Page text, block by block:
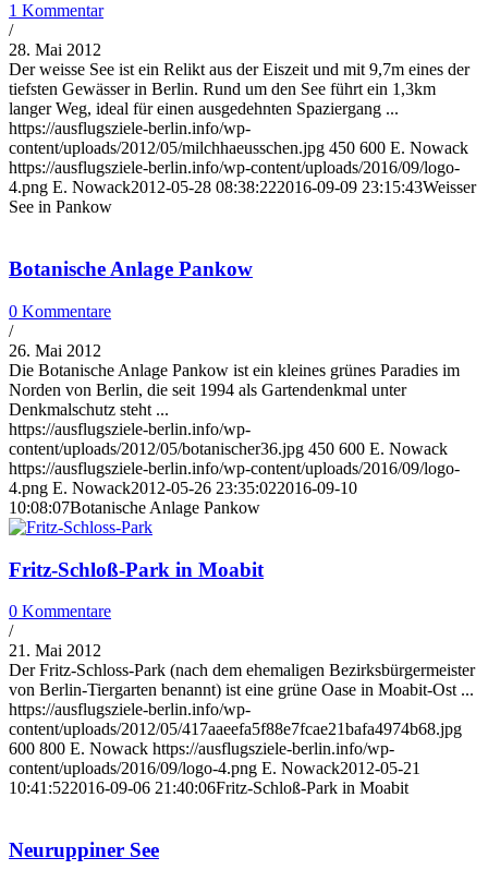
1 Kommentar
/
28. Mai 2012
Der weisse See ist ein Relikt aus der Eiszeit und mit 9,7m eines der
tiefsten Gewässer in Berlin. Rund um den See führt ein 1,3km
langer Weg, ideal für einen ausgedehnten Spaziergang ...
https://ausflugsziele-berlin.info/wp-
content/uploads/2012/05/milchhaeusschen.jpg 450 600 E. Nowack
https://ausflugsziele-berlin.info/wp-content/uploads/2016/09/logo-
4.png E. Nowack2012-05-28 08:38:222016-09-09 23:15:43Weisser
See in Pankow
Botanische Anlage Pankow
0 Kommentare
/
26. Mai 2012
Die Botanische Anlage Pankow ist ein kleines grünes Paradies im
Norden von Berlin, die seit 1994 als Gartendenkmal unter
Denkmalschutz steht ...
https://ausflugsziele-berlin.info/wp-
content/uploads/2012/05/botanischer36.jpg 450 600 E. Nowack
https://ausflugsziele-berlin.info/wp-content/uploads/2016/09/logo-
4.png E. Nowack2012-05-26 23:35:022016-09-10
10:08:07Botanische Anlage Pankow
Fritz-Schloß-Park in Moabit
0 Kommentare
/
21. Mai 2012
Der Fritz-Schloss-Park (nach dem ehemaligen Bezirks­bürger­meister
von Berlin-Tiergarten benannt) ist eine grüne Oase in Moabit-Ost ...
https://ausflugsziele-berlin.info/wp-
content/uploads/2012/05/417aaeefa5f88e7fcae21bafa4974b68.jpg
600 800 E. Nowack https://ausflugsziele-berlin.info/wp-
content/uploads/2016/09/logo-4.png E. Nowack2012-05-21
10:41:522016-09-06 21:40:06Fritz-Schloß-Park in Moabit
Neuruppiner See